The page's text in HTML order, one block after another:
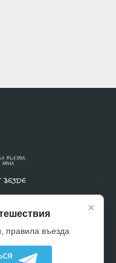
×
правила въезда